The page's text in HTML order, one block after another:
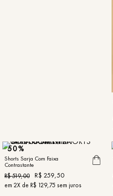
50%
Shorts Sarja Com Faixa
Contrastante
R$519,00 R$ 259,50
em 2X de R$ 129,75 sem juros